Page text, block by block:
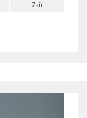
Zsír